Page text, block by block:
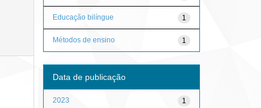
1
Educação bilíngue
1
Métodos de ensino
Data de publicação
1
2023